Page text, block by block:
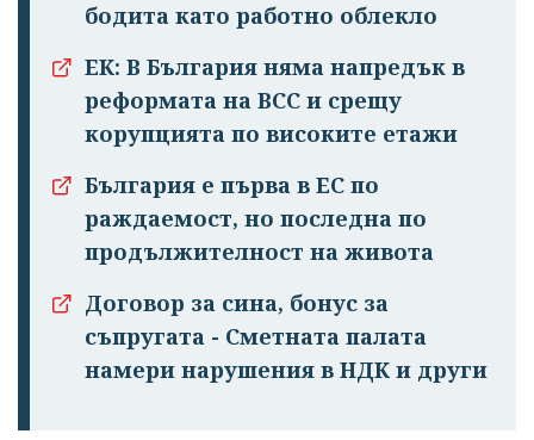
бодита като работно облекло
ЕК: В България няма напредък в
реформата на ВСС и срещу
корупцията по високите етажи
България е първа в ЕС по
раждаемост, но последна по
продължителност на живота
Договор за сина, бонус за
съпругата - Сметната палата
намери нарушения в НДК и други